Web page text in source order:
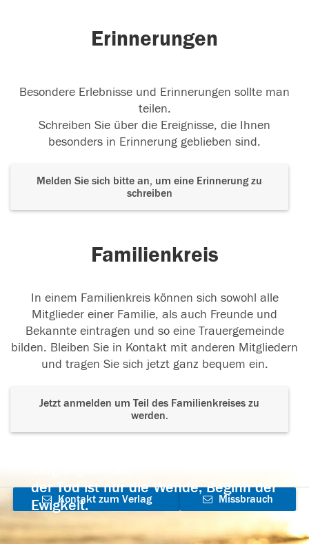
Erinnerungen
Besondere Erlebnisse und Erinnerungen sollte man
teilen.
Schreiben Sie über die Ereignisse, die Ihnen
besonders in Erinnerung geblieben sind.
Melden Sie sich bitte an, um eine Erinnerung zu
schreiben
Familienkreis
In einem Familienkreis können sich sowohl alle
Mitglieder einer Familie, als auch Freunde und
Bekannte eintragen und so eine Trauergemeinde
bilden. Bleiben Sie in Kontakt mit anderen Mitgliedern
und tragen Sie sich jetzt ganz bequem ein.
Jetzt anmelden um Teil des Familienkreises zu
werden.
der Tod ist nur die Wende, Beginn der
Ewigkeit.
Kontakt zum Verlag
aufnehmen
Missbrauch